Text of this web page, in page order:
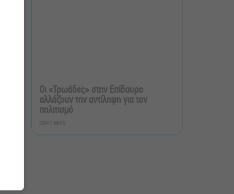
Πρόστιμα έως 73.000€ για
αυθαίρετες καταλήψεις
Πέντε διηγήματα του
Οι «Τρωάδες» στην Επίδαυρο
αλλάζουν την αντίληψη για τον
πολιτισμό
DON'T MISS